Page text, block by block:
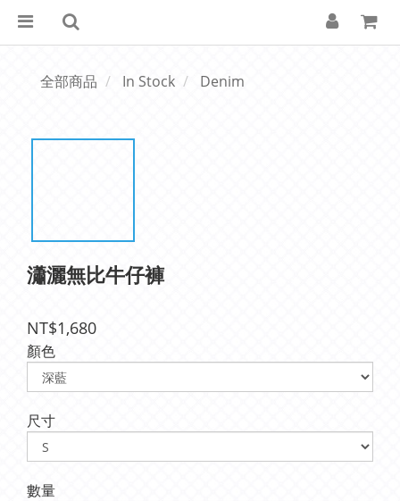
全部商品 In Stock Denim
瀟灑無比牛仔褲
NT$1,680
顏色
尺寸
數量